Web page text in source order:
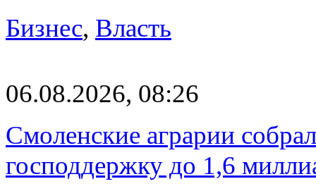
Бизнес, Власть
06.08.2026, 08:26
Смоленские аграрии
господдержку до 1,6